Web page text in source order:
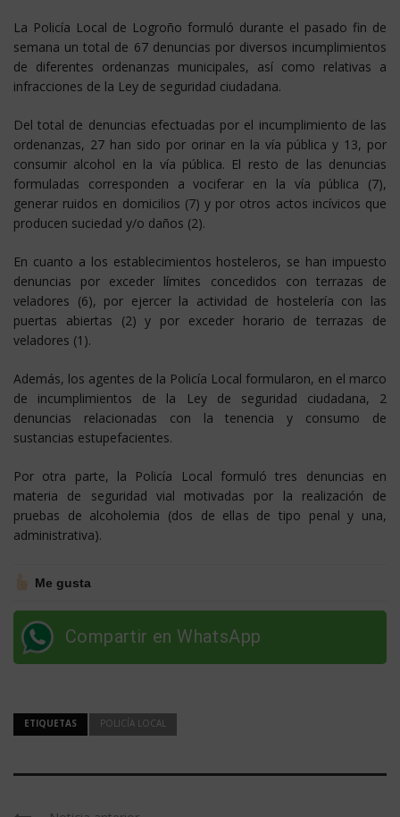
La Policía Local de Logroño formuló durante el pasado fin de
semana un total de 67 denuncias por diversos incumplimientos
de diferentes ordenanzas municipales, así como relativas a
infracciones de la Ley de seguridad ciudadana.
Del total de denuncias efectuadas por el incumplimiento de las
ordenanzas, 27 han sido por orinar en la vía pública y 13, por
consumir alcohol en la vía pública. El resto de las denuncias
formuladas corresponden a vociferar en la vía pública (7),
generar ruidos en domicilios (7) y por otros actos incívicos que
producen suciedad y/o daños (2).
En cuanto a los establecimientos hosteleros, se han impuesto
denuncias por exceder límites concedidos con terrazas de
veladores (6), por ejercer la actividad de hostelería con las
puertas abiertas (2) y por exceder horario de terrazas de
veladores (1).
Además, los agentes de la Policía Local formularon, en el marco
de incumplimientos de la Ley de seguridad ciudadana, 2
denuncias relacionadas con la tenencia y consumo de
sustancias estupefacientes.
Por otra parte, la Policía Local formuló tres denuncias en
materia de seguridad vial motivadas por la realización de
pruebas de alcoholemia (dos de ellas de tipo penal y una,
administrativa).
Me gusta
Compartir en WhatsApp
ETIQUETAS POLICÍA LOCAL